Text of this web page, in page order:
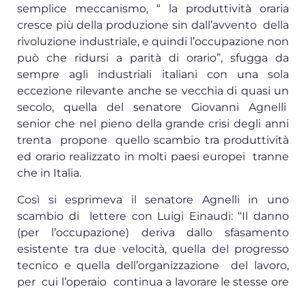
semplice meccanismo, “ la produttività oraria
cresce più della produzione sin dall’avvento della
rivoluzione industriale, e quindi l’occupazione non
può che ridursi a parità di orario”, sfugga da
sempre agli industriali italiani con una sola
eccezione rilevante anche se vecchia di quasi un
secolo, quella del senatore Giovanni Agnelli
senior che nel pieno della grande crisi degli anni
trenta propone quello scambio tra produttività
ed orario realizzato in molti paesi europei tranne
che in Italia.
Così si esprimeva il senatore Agnelli in uno
scambio di lettere con Luigi Einaudi: “Il danno
(per l’occupazione) deriva dallo sfasamento
esistente tra due velocità, quella del progresso
tecnico e quella dell’organizzazione del lavoro,
per cui l’operaio continua a lavorare le stesse ore